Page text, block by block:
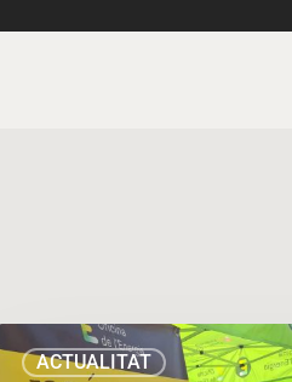
ACTUALITAT